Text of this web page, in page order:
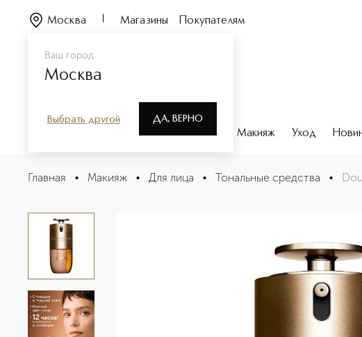
Ваш город
Москва
Выбрать другой ДА, ВЕРНО
Москва Магазины Покупателям
Парфюмерия Макияж Уход
Double Serum Foundation Антивозрастной тональный крем для
Описание
Главная • Макияж • Для лица • Тональные средства •